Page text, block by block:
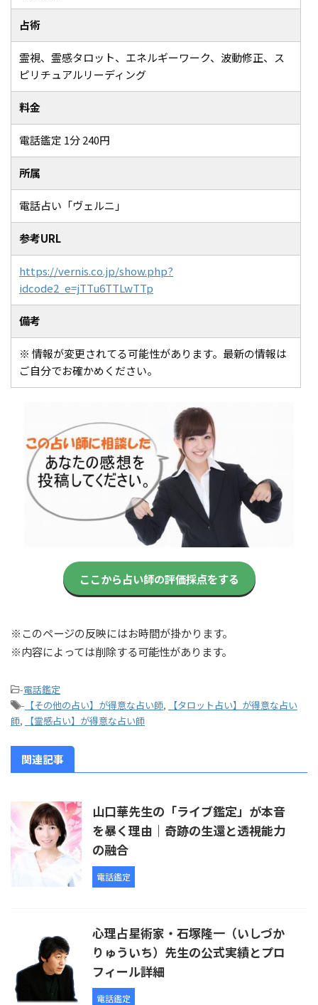
占術
霊視、霊感タロット、エネルギーワーク、波動修正、ス
ピリチュアルリーディング
料金
電話鑑定 1分 240円
所属
電話占い「ヴェルニ」
参考URL
https://vernis.co.jp/show.php?
idcode2_e=jTTu6TTLwTTp
備考
※ 情報が変更されてる可能性があります。最新の情報は
ご自分でお確かめください。
ここから占い師の評価採点をする
※このページの反映にはお時間が掛かります。
※内容によっては削除する可能性があります。
-電話鑑定
- 【その他の占い】が得意な占い師,
【タロット占い】が得意な占い
師, 【霊感占い】が得意な占い師
関連記事
山口華先生の「ライブ鑑定」が本音
を暴く理由｜奇跡の生還と透視能力
の融合
電話鑑定
心理占星術家・石塚隆一（いしづか
りゅういち）先生の公式実績とプロ
フィール詳細
電話鑑定